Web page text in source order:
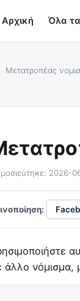
Αρχική Όλα τα
Μετατροπέας
2026-
άλλο νόμισμα,